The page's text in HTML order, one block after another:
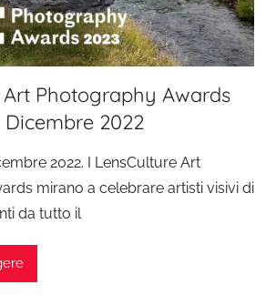
Art Photography Awards
Dicembre 2022
2022. I LensCulture Art
mirano a celebrare artisti visivi di
da tutto il